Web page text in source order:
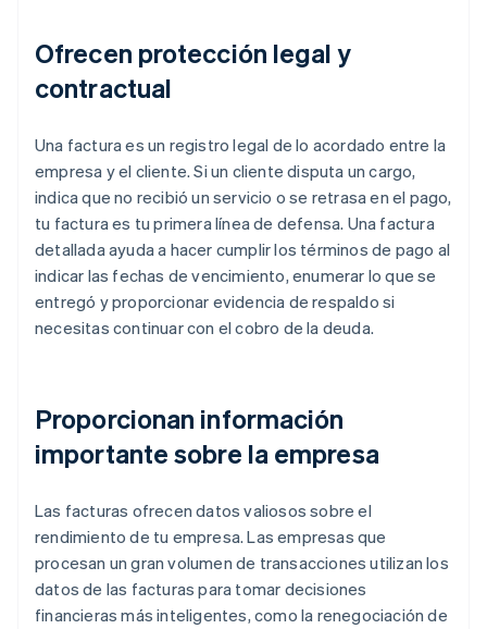
Ofrecen protección legal y
contractual
Una factura es un registro legal de lo acordado entre la
empresa y el cliente. Si un cliente disputa un cargo,
indica que no recibió un servicio o se retrasa en el pago,
tu factura es tu primera línea de defensa. Una factura
detallada ayuda a hacer cumplir los términos de pago al
indicar las fechas de vencimiento, enumerar lo que se
entregó y proporcionar evidencia de respaldo si
necesitas continuar con el cobro de la deuda.
Proporcionan información
importante sobre la empresa
Las facturas ofrecen datos valiosos sobre el
rendimiento de tu empresa. Las empresas que
procesan un gran volumen de transacciones utilizan los
datos de las facturas para tomar decisiones
financieras más inteligentes, como la renegociación de